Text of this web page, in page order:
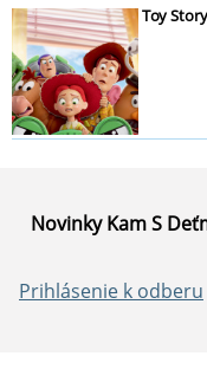
Toy
Novinky Kam S
Prihlásenie k odberu